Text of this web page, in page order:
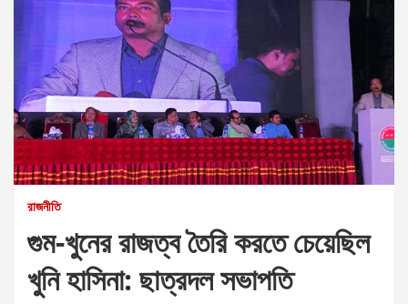
রাজনীতি
গুম-খুনের রাজত্ব তৈরি করতে চেয়েছিল
খুনি হাসিনা: ছাত্রদল সভাপতি